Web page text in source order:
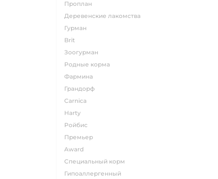
проплан
деревенские лакомства
гурман
brit
зоогурман
родные корма
фармина
грандорф
carnica
harty
ройбис
премьер
award
специальный корм
гипоаллергенный